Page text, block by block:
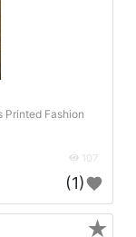
Printed Fashion
107
(1)
★